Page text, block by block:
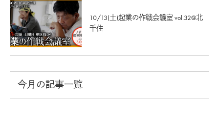
10/13(土)起業の作戦会議室 vol.32@北
千住
今月の記事一覧